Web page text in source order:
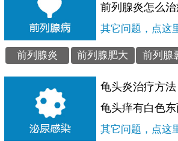
前列腺炎怎么
其它问题，点这
前列腺炎 前列腺肥大 前列腺
龟头炎治疗方法
龟头痒有白色
其它问题，点这